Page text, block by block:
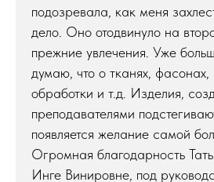
подозревала, как меня
дело. Оно отодвинуло на
прежние увлечения. Уже
думаю, что о тканях, фасонах,
обработки и т.д. Изделия,
преподавателями
появляется желание самой
Огромная благодарность
Инге Винировне, под